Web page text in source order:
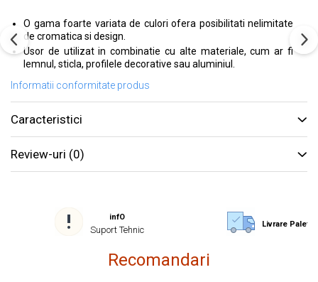
O gama foarte variata de culori ofera posibilitati nelimitate
de cromatica si design.
Usor de utilizat in combinatie cu alte materiale, cum ar fi
lemnul, sticla, profilele decorative sau aluminiul.
Informatii conformitate produs
Caracteristici
Review-uri (0)
infO
Suport Tehnic Livrare
Recomandari